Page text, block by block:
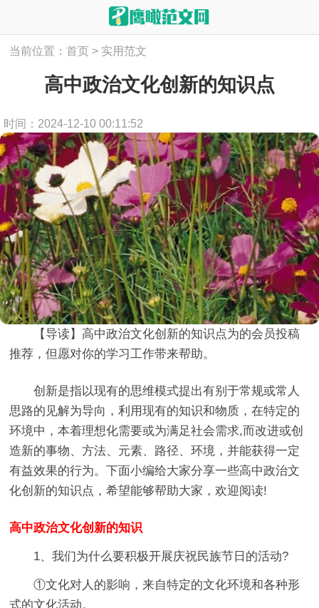
当前位置：首页 > 实用范文
高中政治文化创新的知识点
时间：2024-12-10 00:11:52
【导读】高中政治文化创新的知识点为的会员投稿
推荐，但愿对你的学习工作带来帮助。
创新是指以现有的思维模式提出有别于常规或常人
思路的见解为导向，利用现有的知识和物质，在特定的
环境中，本着理想化需要或为满足社会需求,而改进或创
造新的事物、方法、元素、路径、环境，并能获得一定
有益效果的行为。下面小编给大家分享一些高中政治文
化创新的知识点，希望能够帮助大家，欢迎阅读!
高中政治文化创新的知识
1、我们为什么要积极开展庆祝民族节日的活动?
①文化对人的影响，来自特定的文化环境和各种形
式的文化活动。